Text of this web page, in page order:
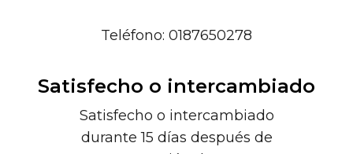
Teléfono: 0187650278
Satisfecho o intercambiado
Satisfecho o intercambiado
durante 15 días después de